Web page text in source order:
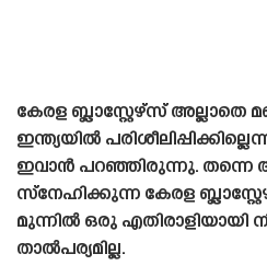
കേരള ബ്ലാസ്റ്റേഴ്‌സ് അല്ലാതെ
ഇന്ത്യയിൽ
ഇവാൻ പറഞ്ഞിരുന്നു. തന്നെ
സ്നേഹിക്കുന്ന കേരള
മുന്നിൽ ഒരു എതിരാളിയായി
താൽപര്യമില്ല.